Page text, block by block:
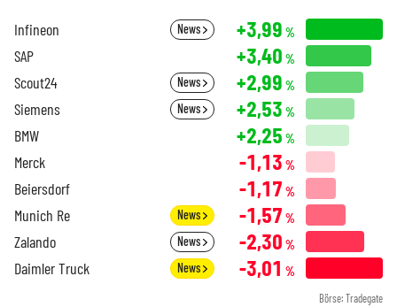
Infineon News +3,99 %
SAP +3,40 %
Scout24 News +2,99 %
Siemens News +2,53 %
BMW +2,25 %
Merck -1,13 %
Beiersdorf -1,17 %
Munich Re News -1,57 %
Zalando News -2,30 %
Daimler Truck News -3,01 %
Börse: Tradegate